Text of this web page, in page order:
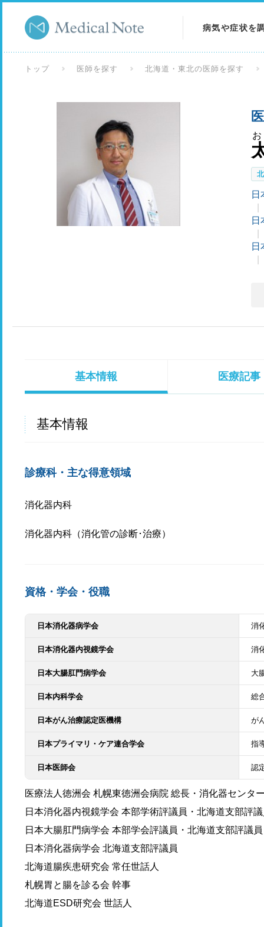
病気や症状を
検査を調べる
トップ 医師を探す 北海道・東北の医師を探す
日
日
日
基本情報 医療記事
基本情報
診療科・主な得意領域
消化器内科
消化器内科（消化管の診断･治療）
資格・学会・役職
日本消化器病学会 消
日本消化器内視鏡学会 消
日本大腸肛門病学会 大
日本内科学会 総
日本がん治療認定医機構 が
日本プライマリ・ケア連合学会 指
日本医師会 認
医療法人徳洲会 札幌東徳洲会病院 総長・消化器センタ
日本消化器内視鏡学会 本部学術評議員・北海道支部評
日本大腸肛門病学会 本部学会評議員・北海道支部評議
日本消化器病学会 北海道支部評議員
北海道腸疾患研究会 常任世話人
札幌胃と腸を診る会 幹事
北海道ESD研究会 世話人